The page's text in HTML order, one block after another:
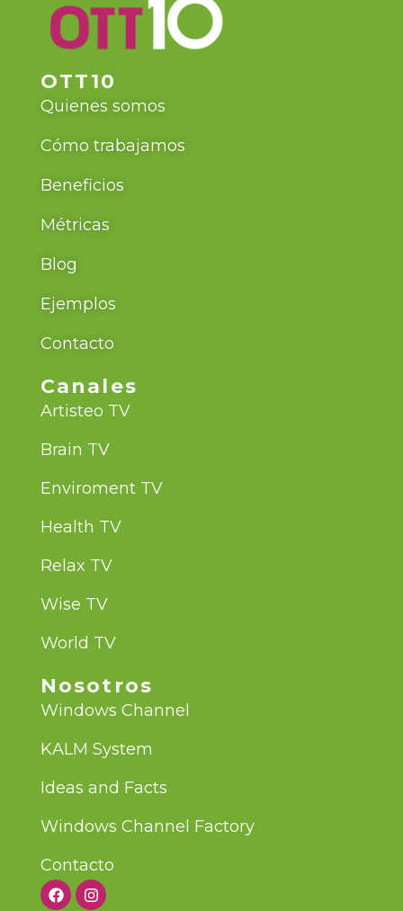
OTT10
Quienes somos
Cómo trabajamos
Beneficios
Métricas
Blog
Ejemplos
Contacto
Canales
Artisteo TV
Brain TV
Enviroment TV
Health TV
Relax TV
Wise TV
World TV
Nosotros
Windows Channel
KALM System
Ideas and Facts
Windows Channel Factory
Contacto